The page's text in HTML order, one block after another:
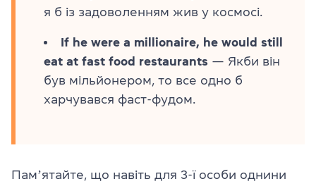
я б із задоволенням жив у космосі.
If he were a millionaire, he would still
eat at fast food restaurants — Якби він
був мільйонером, то все одно б
харчувався фаст-фудом.
Памʼятайте, що навіть для 3-ї особи однини